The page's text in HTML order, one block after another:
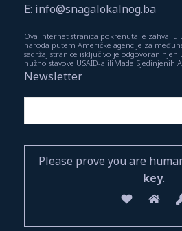
E: info@snagalokalnog.ba
Ova internet stranica pokrenuta je
naroda putem Američke agencije za
sadržaj stranice isključivo je odgovoran njen
nužno stavove USAID-a ili Vlade Sjedinjenih
Newsletter
Please prove you are
key.